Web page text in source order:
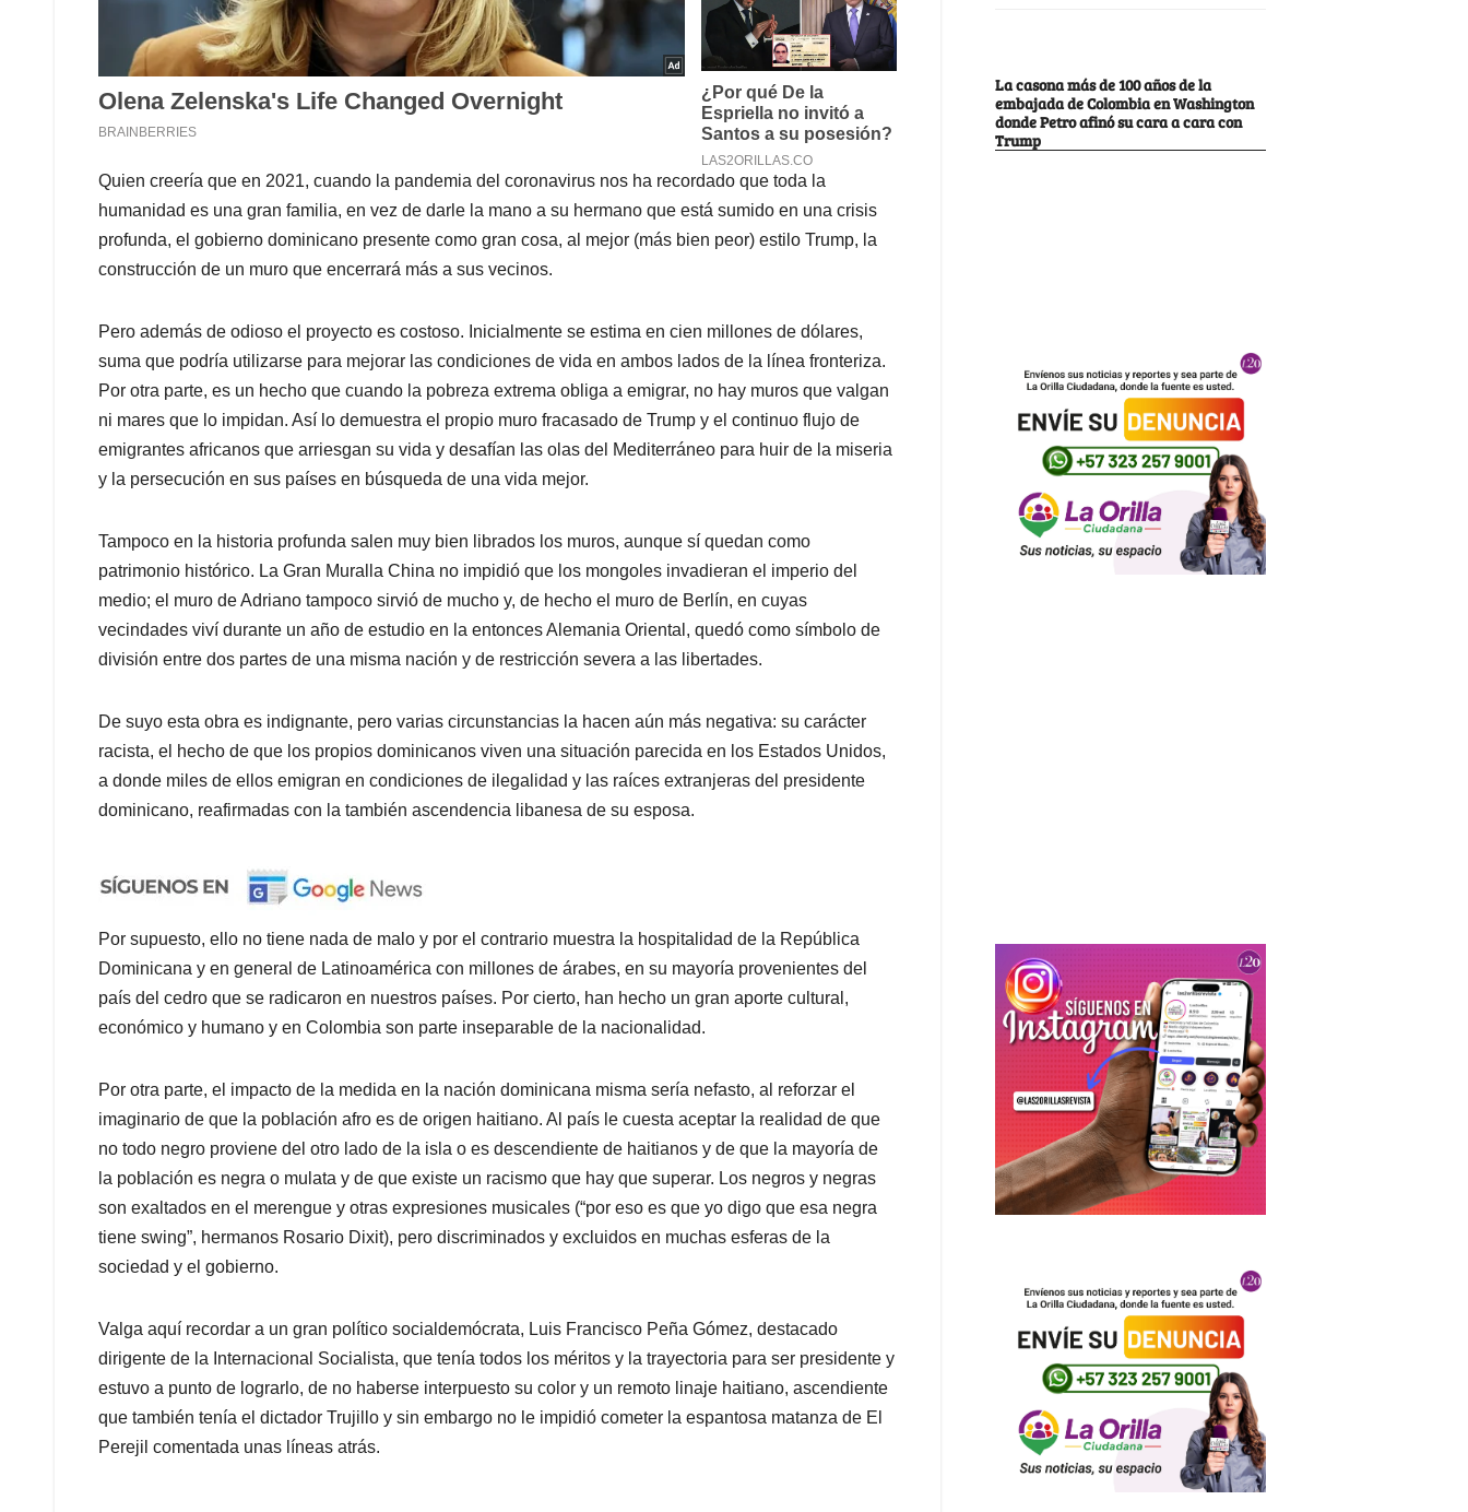
Quien creería que en 2021, cuando la pandemia del coronavirus nos ha recordado que toda la
humanidad es una gran familia, en vez de darle la mano a su hermano que está sumido en una crisis
profunda, el gobierno dominicano presente como gran cosa, al mejor (más bien peor) estilo Trump, la
construcción de un muro que encerrará más a sus vecinos.
Pero además de odioso el proyecto es costoso. Inicialmente se estima en cien millones de dólares,
suma que podría utilizarse para mejorar las condiciones de vida en ambos lados de la línea fronteriza.
Por otra parte, es un hecho que cuando la pobreza extrema obliga a emigrar, no hay muros que valgan
ni mares que lo impidan. Así lo demuestra el propio muro fracasado de Trump y el continuo flujo de
emigrantes africanos que arriesgan su vida y desafían las olas del Mediterráneo para huir de la miseria
y la persecución en sus países en búsqueda de una vida mejor.
Tampoco en la historia profunda salen muy bien librados los muros, aunque sí quedan como
patrimonio histórico. La Gran Muralla China no impidió que los mongoles invadieran el imperio del
medio; el muro de Adriano tampoco sirvió de mucho y, de hecho el muro de Berlín, en cuyas
vecindades viví durante un año de estudio en la entonces Alemania Oriental, quedó como símbolo de
división entre dos partes de una misma nación y de restricción severa a las libertades.
De suyo esta obra es indignante, pero varias circunstancias la hacen aún más negativa: su carácter
racista, el hecho de que los propios dominicanos viven una situación parecida en los Estados Unidos,
a donde miles de ellos emigran en condiciones de ilegalidad y las raíces extranjeras del presidente
dominicano, reafirmadas con la también ascendencia libanesa de su esposa.
Por supuesto, ello no tiene nada de malo y por el contrario muestra la hospitalidad de la República
Dominicana y en general de Latinoamérica con millones de árabes, en su mayoría provenientes del
país del cedro que se radicaron en nuestros países. Por cierto, han hecho un gran aporte cultural,
económico y humano y en Colombia son parte inseparable de la nacionalidad.
Por otra parte, el impacto de la medida en la nación dominicana misma sería nefasto, al reforzar el
imaginario de que la población afro es de origen haitiano. Al país le cuesta aceptar la realidad de que
no todo negro proviene del otro lado de la isla o es descendiente de haitianos y de que la mayoría de
la población es negra o mulata y de que existe un racismo que hay que superar. Los negros y negras
son exaltados en el merengue y otras expresiones musicales (“por eso es que yo digo que esa negra
tiene swing”, hermanos Rosario Dixit), pero discriminados y excluidos en muchas esferas de la
sociedad y el gobierno.
Valga aquí recordar a un gran político socialdemócrata, Luis Francisco Peña Gómez, destacado
dirigente de la Internacional Socialista, que tenía todos los méritos y la trayectoria para ser presidente y
estuvo a punto de lograrlo, de no haberse interpuesto su color y un remoto linaje haitiano, ascendiente
que también tenía el dictador Trujillo y sin embargo no le impidió cometer la espantosa matanza de El
Perejil comentada unas líneas atrás.
La casona más de 100 años de la
embajada de Colombia en Washington
donde Petro afinó su cara a cara con
Trump